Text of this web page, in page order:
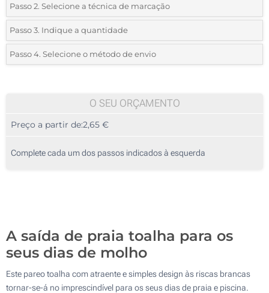
Passo 2. Selecione a técnica de marcação
*Selecione o tipo de marcação e as cores do logotipo:
1 Cor (Num lado)
Passo 3. Indique a quantidade
*Quantidade mínima:10
20
50
Passo 4. Selecione o método de envio
O SEU ORÇAMENTO
Preço a partir de:2,65 €
Complete cada um dos passos indicados à esquerda
A saída de praia toalha para os
seus dias de molho
Este pareo toalha com atraente e simples design às riscas brancas
tornar-se-á no imprescindível para os seus dias de praia e piscina.